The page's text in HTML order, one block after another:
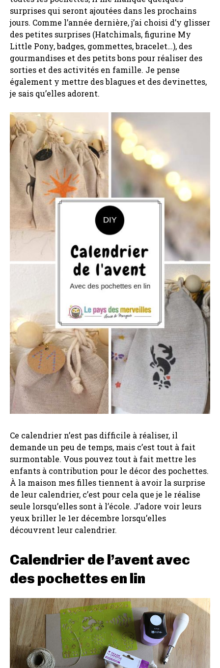
surprises qui seront ajoutées dans les prochains
jours. Comme l’année dernière, j’ai choisi d’y glisser
des petites surprises (Hatchimals, figurine My
Little Pony, badges, gommettes, bracelet…), des
gourmandises et des petits bons pour réaliser des
sorties et des activités en famille. Je pense
également y mettre des blagues et des devinettes,
je sais qu’elles adorent.
Ce calendrier n’est pas difficile à réaliser, il
demande un peu de temps, mais c’est tout à fait
surmontable. Vous pouvez tout à fait mettre les
enfants à contribution pour le décor des pochettes.
À la maison mes filles tiennent à avoir la surprise
de leur calendrier, c’est pour cela que je le réalise
seule lorsqu’elles sont à l’école. J’adore voir leurs
yeux briller le 1er décembre lorsqu’elles
découvrent leur calendrier.
Calendrier de l’avent avec
des pochettes en lin